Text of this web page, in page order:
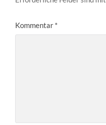
Kommentar *